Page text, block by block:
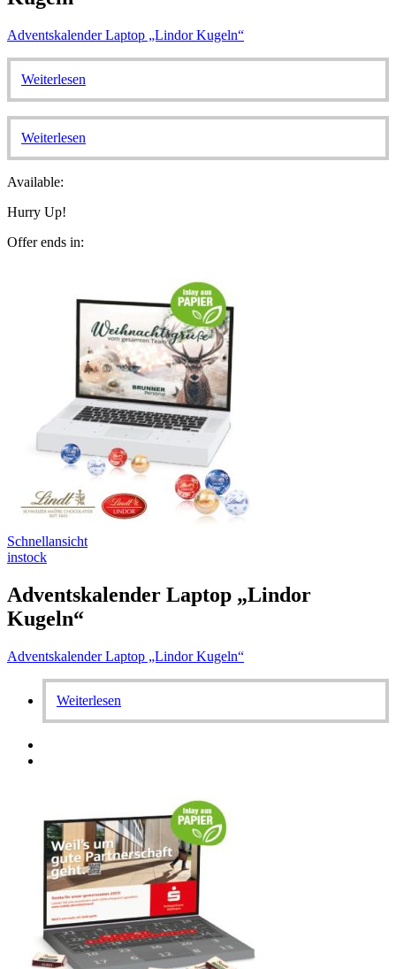
Adventskalender Laptop „Lindor Kugeln“
Weiterlesen
Weiterlesen
Available:
Hurry Up!
Offer ends in:
Schnellansicht
instock
Adventskalender Laptop „Lindor
Kugeln“
Adventskalender Laptop „Lindor Kugeln“
Weiterlesen